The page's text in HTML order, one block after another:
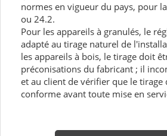
normes en vigueur du pays, pour
ou 24.2.
Pour les appareils à granulés, le
adapté au tirage naturel de
les appareils à bois, le tirage doit
préconisations du fabricant ; il
et au client de vérifier que le tirage
conforme avant toute mise en